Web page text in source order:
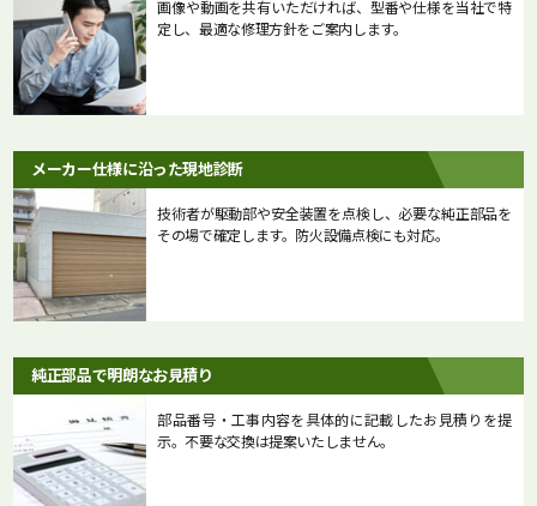
画像や動画を共有いただければ、型番や仕様を当社で特
定し、最適な修理方針をご案内します。
メーカー仕様に沿った現地診断
技術者が駆動部や安全装置を点検し、必要な純正部品を
その場で確定します。防火設備点検にも対応。
純正部品で明朗なお見積り
部品番号・工事内容を具体的に記載したお見積りを提
示。不要な交換は提案いたしません。